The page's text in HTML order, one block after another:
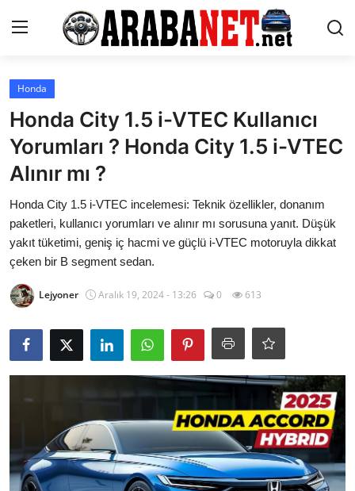
Giriş yapmak
Anasayfa
İletişim
Araba Markaları
Paketler
Karşılaştırmalar
Kronik Sorunlar
Bakım & Arıza Çözümleri
İkinci El & Ekspertiz
Trafik Cezaları & Mevzuat
Ehliyet & Ruhsat İşlemleri
Honda
Honda City 1.5 i-VTEC Kullanıcı
Yorumları ? Honda City 1.5 i-VTEC
Alınır mı ?
Honda City 1.5 i-VTEC incelemesi: Teknik özellikler, donanım
paketleri, kullanıcı yorumları ve alınır mı sorusuna yanıt. Düşük
yakıt tüketimi, geniş iç hacmi ve güçlü i-VTEC motoruyla dikkat
çeken bir B segment sedan.
Lejyoner Aralık 19, 2024 - 13:26 0 613